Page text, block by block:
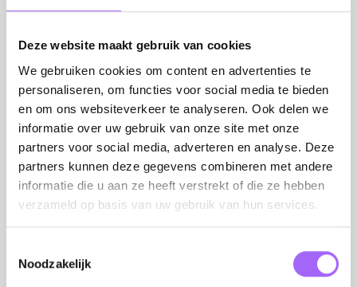
Deze website maakt gebruik van cookies
We gebruiken cookies om content en advertenties te
personaliseren, om functies voor social media te bieden
en om ons websiteverkeer te analyseren. Ook delen we
informatie over uw gebruik van onze site met onze
partners voor social media, adverteren en analyse. Deze
partners kunnen deze gegevens combineren met andere
informatie die u aan ze heeft verstrekt of die ze hebben
verzameld op basis van uw gebruik van hun services.
Noodzakelijk
CommV)
OPERATIONS